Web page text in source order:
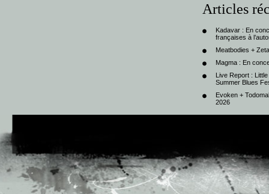
Articles
Kadavar : En
françaises à
Meatbodies +
Magma : En
Live Report :
Summer Blues
Evoken +
2026